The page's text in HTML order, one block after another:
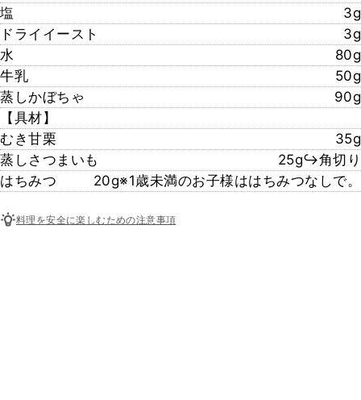
塩
3g
ドライイースト
3g
水
80g
牛乳
50g
蒸しかぼちゃ
90g
【具材】
むき甘栗
35g
蒸しさつまいも
25g↪︎角切り
はちみつ
20g※1歳未満のお子様ははちみつなしで。
料理を安全に楽しむための注意事項